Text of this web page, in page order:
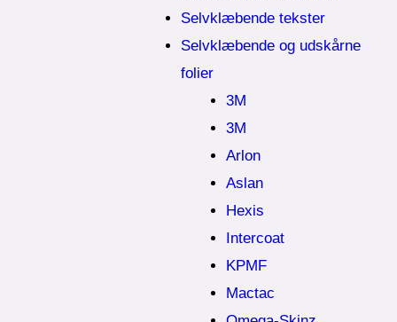
Selvklæbende tekster
Selvklæbende og udskårne
folier
3M
3M
Arlon
Aslan
Hexis
Intercoat
KPMF
Mactac